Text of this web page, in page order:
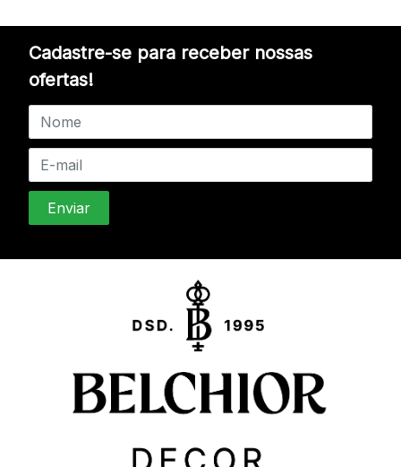
Cadastre-se para receber nossas
ofertas!